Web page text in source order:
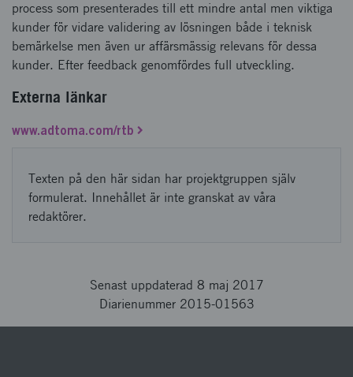
process som presenterades till ett mindre antal men viktiga
kunder för vidare validering av lösningen både i teknisk
bemärkelse men även ur affärsmässig relevans för dessa
kunder. Efter feedback genomfördes full utveckling.
Externa länkar
www.adtoma.com/rtb
Texten på den här sidan har projektgruppen själv
formulerat. Innehållet är inte granskat av våra
redaktörer.
Senast uppdaterad 8 maj 2017
Diarienummer 2015-01563